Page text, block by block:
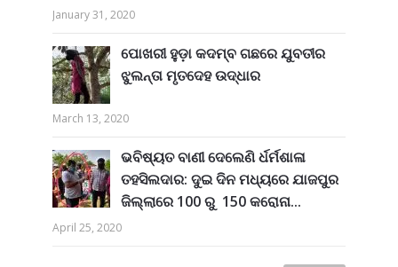
January 31, 2020
ପୋଖରୀ ହୁଡ଼ା କଦମ୍ବ ଗଛରେ ଯୁବତୀର
ଝୁଲନ୍ତା ମୃତଦେହ ଉଦ୍ଧାର
March 13, 2020
ଭବିଷ୍ୟତ ବାଣୀ ଦେଲେଣି ର୍ଧର୍ମଶାଳା
ତହସିଲଦାର: ଦୁଇ ଦିନ ମଧ୍ୟରେ ଯାଜପୁର
ଜିଲ୍ଲାରେ 100 ରୁ 150 କରୋନା...
April 25, 2020